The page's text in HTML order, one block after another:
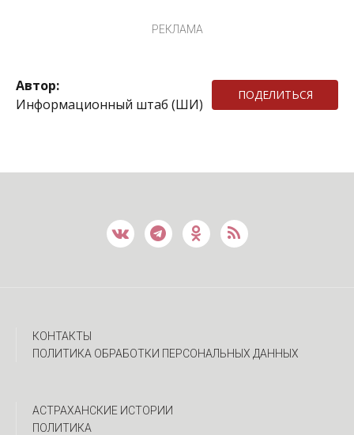
РЕКЛАМА
Автор:
Информационный штаб (ШИ)
ПОДЕЛИТЬСЯ
КОНТАКТЫ
ПОЛИТИКА ОБРАБОТКИ ПЕРСОНАЛЬНЫХ ДАННЫХ
АСТРАХАНСКИЕ ИСТОРИИ
ПОЛИТИКА